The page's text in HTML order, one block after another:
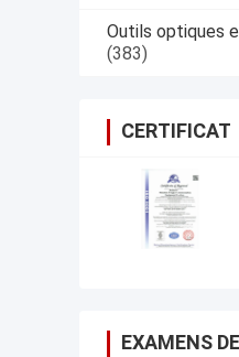
Outils optiques
(383)
CERTIFICAT
EXAMENS